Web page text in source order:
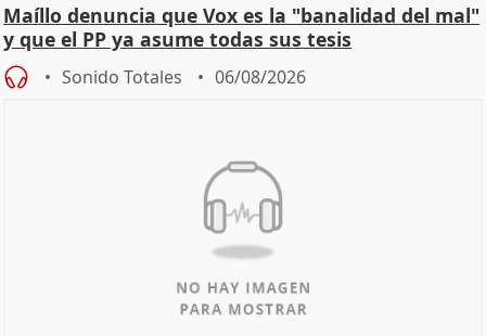
Maíllo denuncia que Vox es la "banalidad del mal"
y que el PP ya asume todas sus tesis
Sonido Totales 06/08/2026